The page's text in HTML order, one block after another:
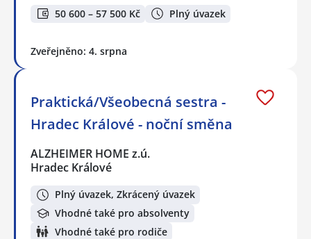
50 600 – 57 500 Kč Plný úvazek
Zveřejněno: 4. srpna
Praktická/Všeobecná sestra -
Hradec Králové - noční směna
ALZHEIMER HOME z.ú.
Hradec Králové
Plný úvazek, Zkrácený úvazek
Vhodné také pro absolventy
Vhodné také pro rodiče